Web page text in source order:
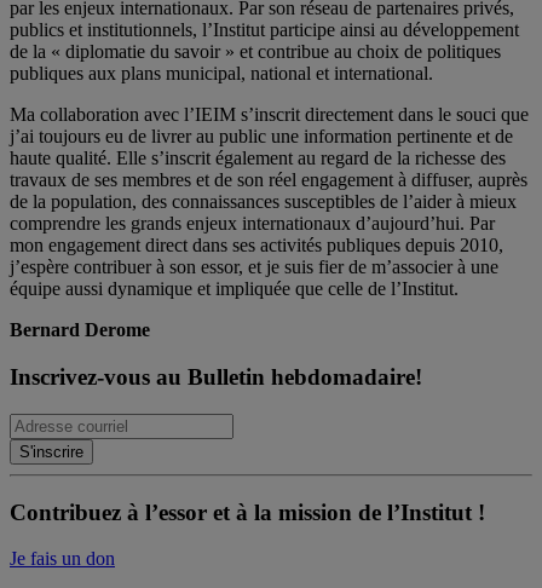
par les enjeux internationaux. Par son réseau de partenaires privés,
publics et institutionnels, l’Institut participe ainsi au développement
de la « diplomatie du savoir » et contribue au choix de politiques
publiques aux plans municipal, national et international.
Ma collaboration avec l’IEIM s’inscrit directement dans le souci que
j’ai toujours eu de livrer au public une information pertinente et de
haute qualité. Elle s’inscrit également au regard de la richesse des
travaux de ses membres et de son réel engagement à diffuser, auprès
de la population, des connaissances susceptibles de l’aider à mieux
comprendre les grands enjeux internationaux d’aujourd’hui. Par
mon engagement direct dans ses activités publiques depuis 2010,
j’espère contribuer à son essor, et je suis fier de m’associer à une
équipe aussi dynamique et impliquée que celle de l’Institut.
Bernard Derome
Inscrivez-vous au Bulletin hebdomadaire!
Contribuez à l’essor et à la mission de l’Institut !
Je fais un don